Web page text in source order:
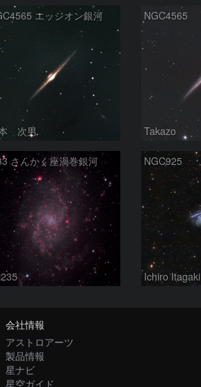
エッジオン銀河
次男
NGC4565
Takazo
さんかく座渦巻銀河 NGC925
Ichiro Itagaki
会社情報
アストロアーツ
製品情報
星ナビ
星空ガイド